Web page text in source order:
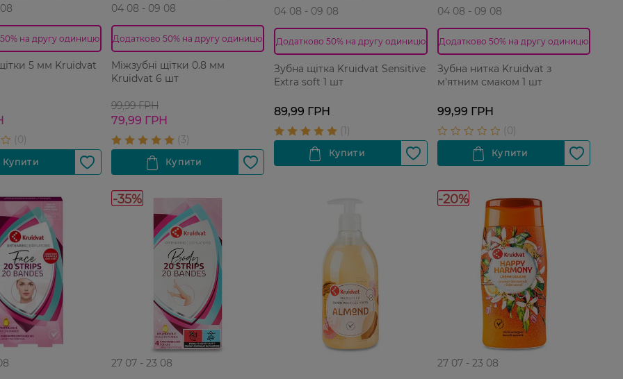
на другу одиницю
5 мм Kruidvat
04 08 - 09 08
Додатково 50% на другу одиницю
Міжзубні щітки 0.8 мм
Kruidvat 6 шт
99,99 ГРН
79,99 ГРН
04 08 - 09 08
Додатково 50% на другу одиницю
Зубна щітка Kruidvat Sensitive
Extra soft 1 шт
89,99 ГРН
04 08 - 09 08
Додатково 50% на другу одиницю
Зубна нитка Kruidvat з
м'ятним смаком 1 шт
99,99 ГРН
-35%
27 07 - 23 08
-20%
27 07 - 23 08